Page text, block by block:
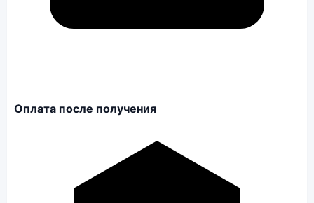
Оплата после получения